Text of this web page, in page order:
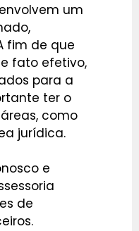
um
fim de que
fato efetivo,
para a
ter o
como
jurídica.
e
de